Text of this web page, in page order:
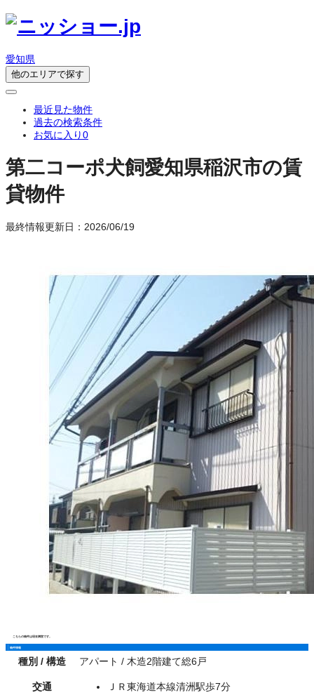
愛知県
他のエリアで探す
最近見た物件
過去の検索条件
お気に入り0
第二コーポ犬飼愛知県稲沢市の賃
貸物件
最終情報更新日：2026/06/19
こちらの物件は現在満室です。
物件情報
種別 / 構造 アパート / 木造2階建て総6戸
交通 ＪＲ東海道本線清洲駅歩7分